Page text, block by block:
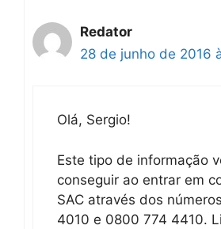
Redator
28 de junho de 2016
Olá, Sergio!
Este tipo de informação
conseguir ao entrar em
SAC através dos
4010 e 0800 774 4410.